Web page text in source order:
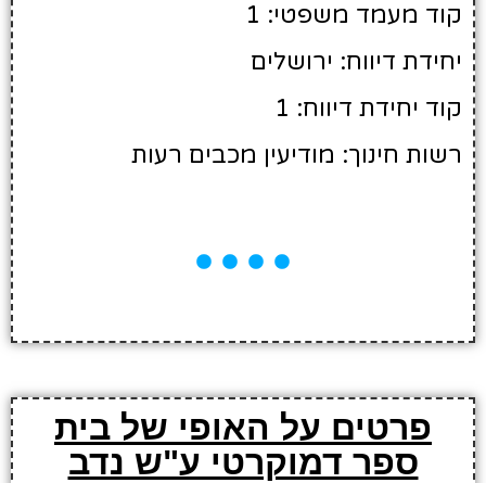
קוד מעמד משפטי: 1
יחידת דיווח: ירושלים
קוד יחידת דיווח: 1
רשות חינוך: מודיעין מכבים רעות
פרטים על האופי של בית
ספר דמוקרטי ע"ש נדב